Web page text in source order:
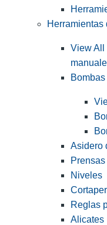
Herramientas
View All
Bombas
Asidero
Niveles
Reglas
Alicates